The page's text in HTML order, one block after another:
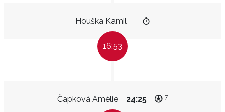
Houška Kamil
16:53
Čapková Amélie 24:25 7